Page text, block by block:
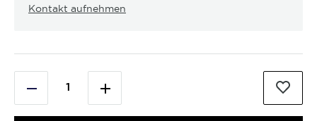
Kontakt aufnehmen